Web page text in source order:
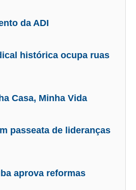
E DISSÍDIOS
da ADI
histórica ocupa ruas
Casa, Minha Vida
passeata de lideranças
aprova reformas